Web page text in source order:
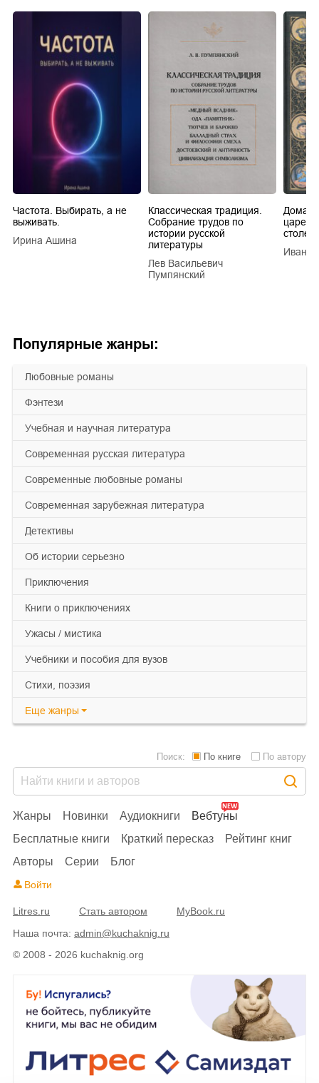
Популярные жанры:
любовные романы
фэнтези
учебная и научная литература
современная русская литература
современные любовные романы
современная зарубежная литература
детективы
об истории серьезно
приключения
книги о приключениях
ужасы / мистика
учебники и пособия для вузов
cтихи, поэзия
Еще жанры
Частота. Выбирать, а не
выживать.
Ирина Ашина
Классическая традиция.
Собрание трудов по
истории русской
литературы
Лев Васильевич
Пумпянский
царей
Иван
© 2008 - 2026 kuchaknig.org
Жанры Новинки Аудиокниги
Вебтуны
Бесплатные книги
Краткий пересказ
Рейтинг книг
Авторы
Серии Блог
Поиск: По книге По автору
Войти
Litres.ru Стать автором
MyBook.ru
Наша почта: admin@kuchaknig.ru